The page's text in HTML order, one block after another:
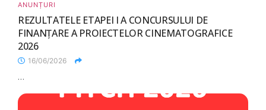
ANUNȚURI
REZULTATELE ETAPEI I A CONCURSULUI DE
FINANȚARE A PROIECTELOR CINEMATOGRAFICE
2026
16/06/2026
...